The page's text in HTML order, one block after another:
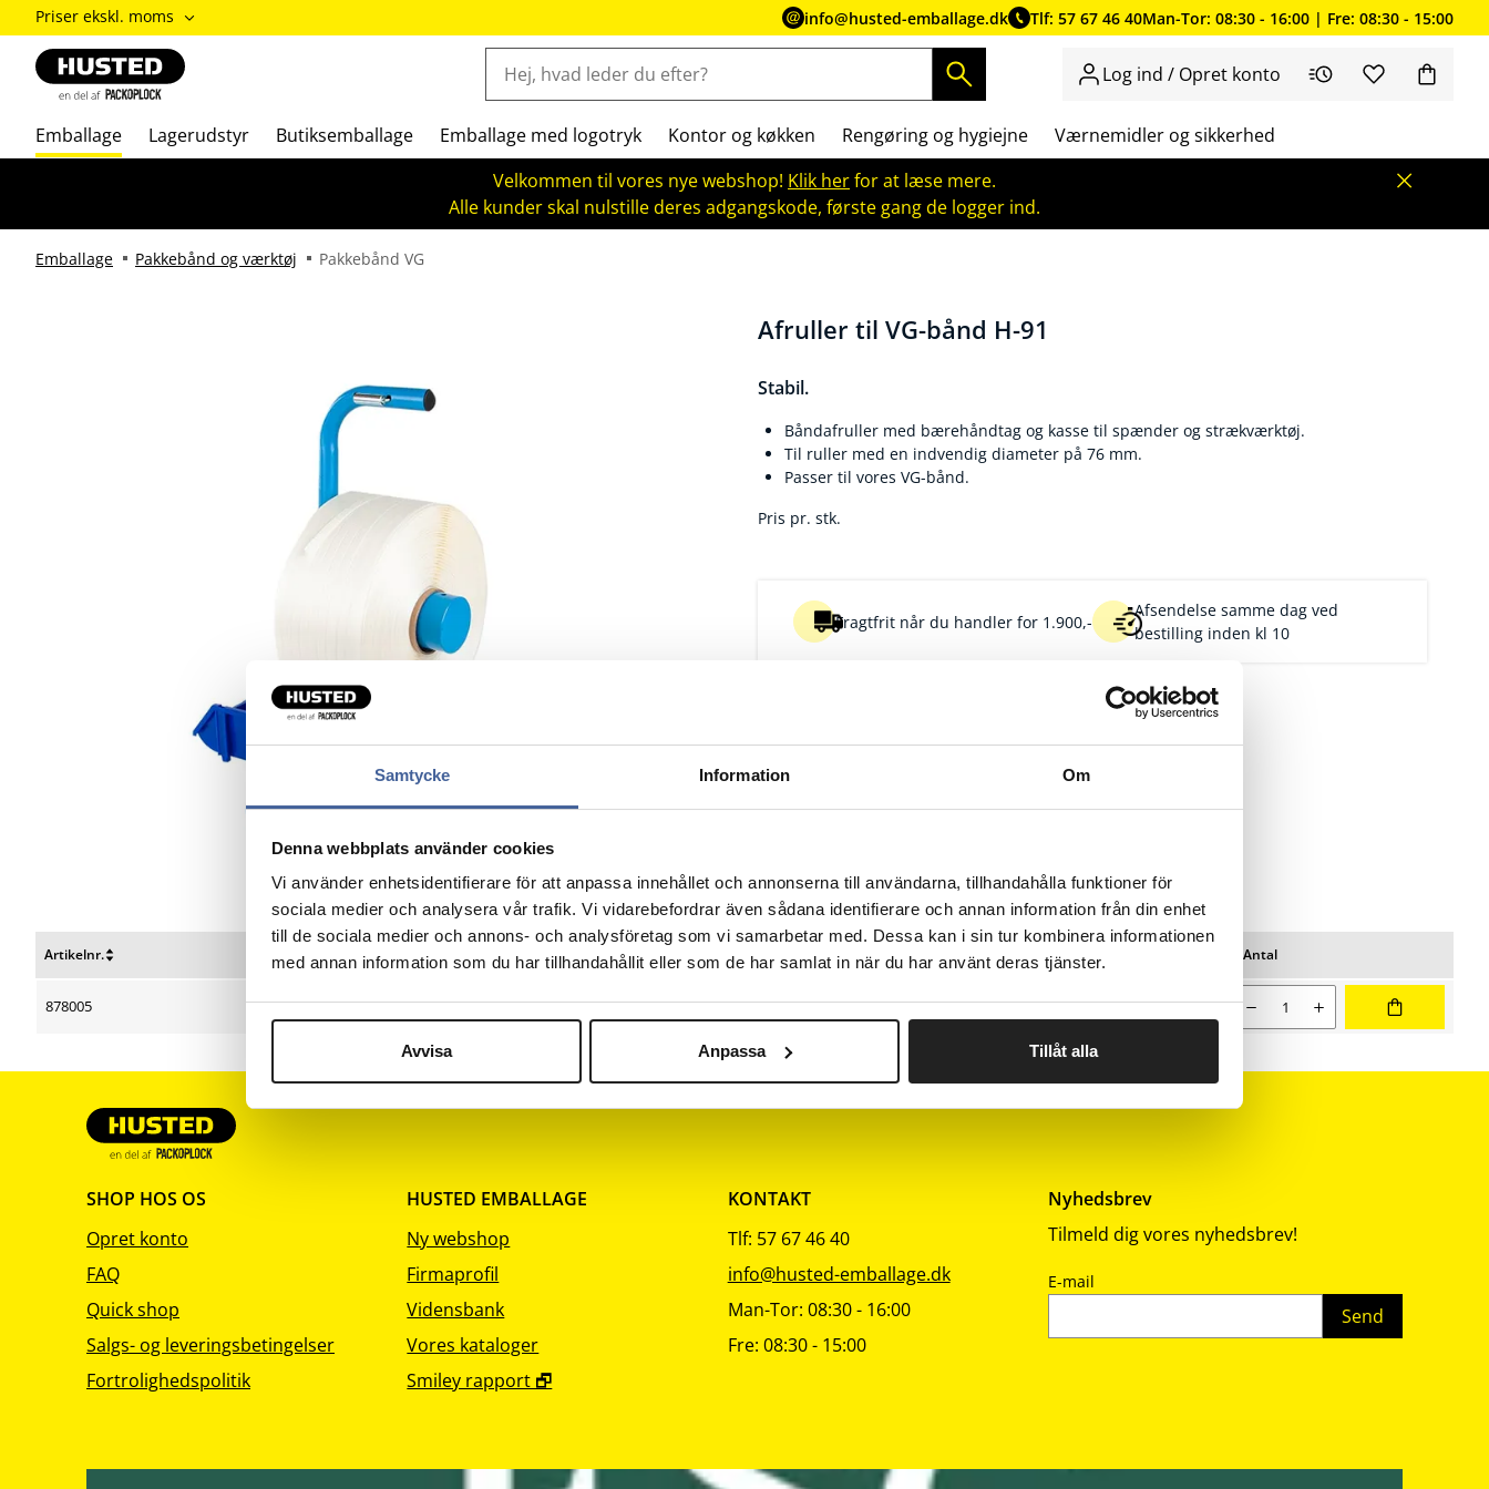
Samtycke Information Om
Denna webbplats använder cookies
Vi använder enhetsidentifierare för att anpassa innehållet och annonserna till användarna, tillhandahålla funktioner för
sociala medier och analysera vår trafik. Vi vidarebefordrar även sådana identifierare och annan information från din enhet
till de sociala medier och annons- och analysföretag som vi samarbetar med. Dessa kan i sin tur kombinera informationen
med annan information som du har tillhandahållit eller som de har samlat in när du har använt deras tjänster.
Avvisa Anpassa Tillåt alla
ændre
Priser
inkl.
moms
Priser
ekskl.
Priser ekskl. moms info@husted-emballage.dk Tlf: 57 67 46 40Man-Tor: 08:30 - 16:00 | Fre: 08:30 - 15:00
Log ind / Opret konto
Emballage Lagerudstyr Butiksemballage Emballage med logotryk Kontor og køkken Rengøring og hygiejne
Værnemidler og sikkerhed
Velkommen til vores nye webshop! Klik herfor at læse mere.
Alle kunder skal nulstille deres adgangskode, første gang de logger ind.
Emballage Pakkebånd og værktøj Pakkebånd VG
Afruller til VG-bånd H-91
Stabil.
Båndafruller med bærehåndtag og kasse til spænder og strækværktøj.
Til ruller med en indvendig diameter på 76 mm.
Passer til vores VG-bånd.
Pris pr. stk.
Fragtfrit når du handler for 1.900,-
Afsendelse samme dag ved
bestilling inden kl 10
Artikelnr.
Beskrivelse
Nulstil
Pk
Nulstil
Pris/pk
Nulstil
FavoritterAntal
878005 Båndafruller H-91 1 Nuværende salgspris 509,00 kr
509,00 Antal
SHOP HOS OS
Opret konto
FAQ
Quick shop
Salgs- og leveringsbetingelser
Fortrolighedspolitik
HUSTED EMBALLAGE
Ny webshop
Firmaprofil
Vidensbank
Vores kataloger
Smiley rapport 🗗
KONTAKT
Tlf: 57 67 46 40
info@husted-emballage.dk
Man-Tor: 08:30 - 16:00
Fre: 08:30 - 15:00
Nyhedsbrev
Tilmeld dig vores nyhedsbrev!
E-mail
Send